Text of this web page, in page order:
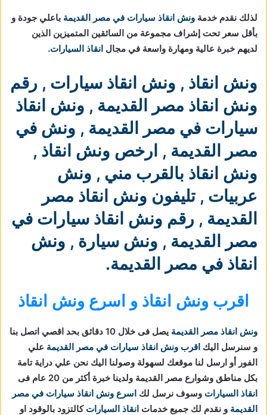
لذلك نقدم خدمة ونش انقاذ سيارات في مصر القديمة باعلي جودة و
بأقل سعر تحت إشراف مجموعة من السائقين المتميزين الذين
لديهم خبرة عالية ومهارة واسعة في مجال انقاذ السيارات.
ونش انقاذ , ونش انقاذ سيارات , رقم
ونش انقاذ مصر القديمة , ونش انقاذ
سيارات في مصر القديمة , ونش في
مصر القديمة , ارخص ونش انقاذ ,
ونش انقاذ بالقرب مني , ونش
عربيات , تليفون ونش انقاذ مصر
القديمة , رقم ونش انقاذ سيارات في
مصر القديمة , ونش سيارة , ونش
انقاذ في مصر القديمة.
اقرب ونش انقاذ و اسرع ونش انقاذ
ونش انقاذ مصر القديمة
يصل فى خلال 10 دقائق بحد اقصي اتصل بنا
و سنرسل اليك اقرب ونش انقاذ سيارات في مصر القديمة علي
الفور أو ارسل لنا موقعك لسهولة وصولنا اليك نحن علي دراية تامة
بكل مناطق وشوارع مصر القديمة ولدينا خبرة أكثر من 20 عام فى
انقاذ السيارات وسوف نرسل لك اسرع ونش انقاذ سيارات في مصر
القديمة و نقدم لك جميع خدمات انقاذ السيارات كالتزود بالوقود او